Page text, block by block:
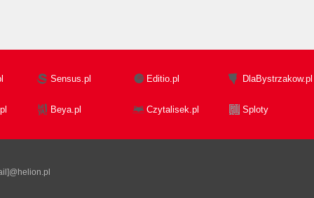
Sensus.pl Editio.pl DlaBystrzakow.pl
Beya.pl Czytalisek.pl Sploty